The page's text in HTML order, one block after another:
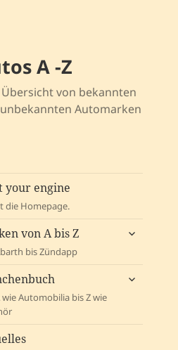
A -Z
Übersicht von bekannten
Automarken
your engine
die Homepage.
von A bis Z
bis Zündapp
untermenü
wie Automobilia bis Z wie
untermenü